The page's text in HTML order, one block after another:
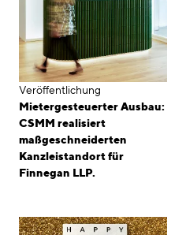
Veröffentlichung
Mietergesteuerter Ausbau:
CSMM realisiert
maßgeschneiderten
Kanzleistandort für
Finnegan LLP.